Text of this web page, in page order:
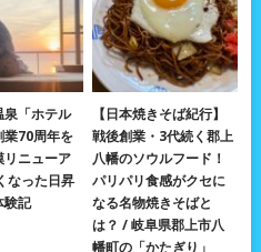
泉「ホテル
業70周年を
リニューア
なった日昇
験記
【日本焼きそば紀行】
戦後創業・3代続く郡上
八幡のソウルフード！
パリパリ食感がクセに
なる名物焼きそばと
は？ / 岐阜県郡上市八
幡町の「かたぎり」